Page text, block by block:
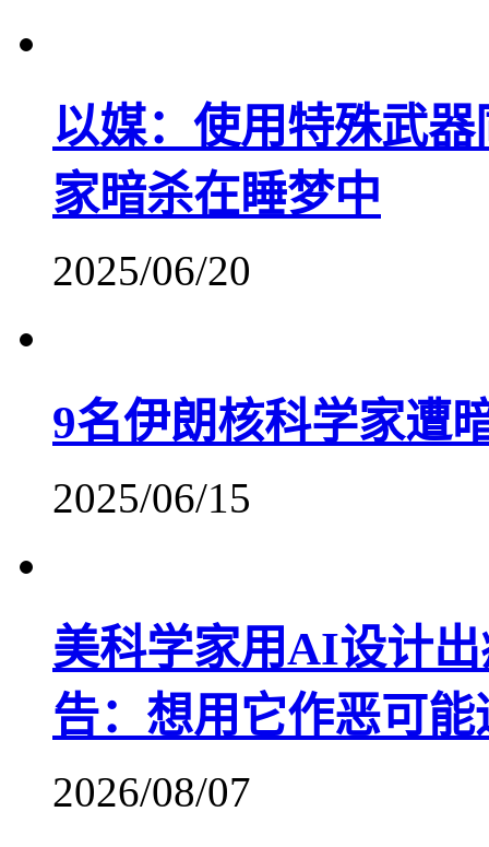
以媒：使用特殊武
家暗杀在睡梦中
2025/06/20
9名伊朗核科学家遭
2025/06/15
美科学家用AI设计
告：想用它作恶可
2026/08/07